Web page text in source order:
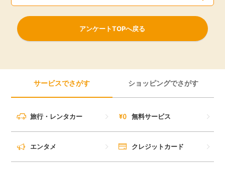
アンケートTOPへ戻る
サービスでさがす ショッピングでさがす
旅行・レンタカー 無料サービス
エンタメ クレジットカード